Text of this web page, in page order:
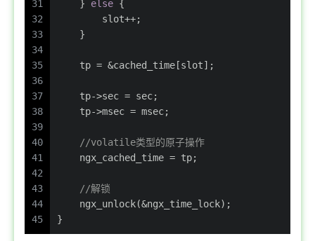
31
32
33
34
35
36
37
38
39
40
41
42
43
44
45
    }
else {
        slot++;
    }
    tp = &cached_time[slot];
    tp->sec = sec;
    tp->msec = msec;
//volatile类型的原子操作
    ngx_cached_time = tp;
//解锁
    ngx_unlock(&ngx_time_lock);
}